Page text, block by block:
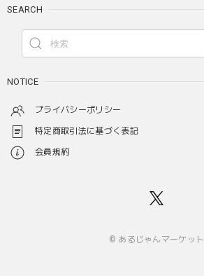
SEARCH
NOTICE
プライバシーポリシー
特定商取引法に基づく表記
会員規約
© あるじゃんマーケット